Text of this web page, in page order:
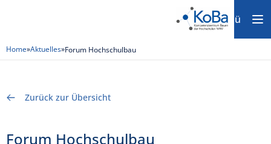
Menü
Home»Aktuelles»Forum Hochschulbau
Zurück zur Übersicht
Forum Hochschulbau